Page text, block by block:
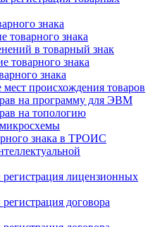
знака
товарного знака
в товарный знак
товарного знака
знака
происхождения товаров
на программу для ЭВМ
на топологию
знака в ТРОИС
регистрация лицензионных
договора